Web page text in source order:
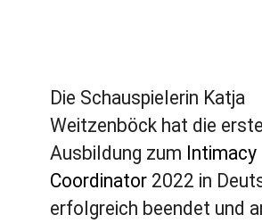
Die Schauspielerin Katja
Weitzenböck hat die erste
Ausbildung zum Intimacy
Coordinator2022 in
erfolgreich beendet und